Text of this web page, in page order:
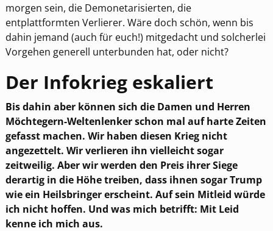
morgen sein, die Demonetarisierten, die
entplattformten Verlierer. Wäre doch schön, wenn bis
dahin jemand (auch für euch!) mitgedacht und solcherlei
Vorgehen generell unterbunden hat, oder nicht?
Der Infokrieg eskaliert
Bis dahin aber können sich die Damen und Herren
Möchtegern-Weltenlenker schon mal auf harte Zeiten
gefasst machen. Wir haben diesen Krieg nicht
angezettelt. Wir verlieren ihn vielleicht sogar
zeitweilig. Aber wir werden den Preis ihrer Siege
derartig in die Höhe treiben, dass ihnen sogar Trump
wie ein Heilsbringer erscheint. Auf sein Mitleid würde
ich nicht hoffen. Und was mich betrifft: Mit Leid
kenne ich mich aus.